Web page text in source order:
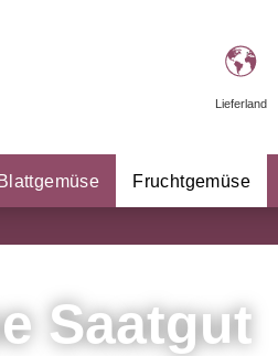
Lieferland
Blattgemüse Fruchtgemüse
Saatgut